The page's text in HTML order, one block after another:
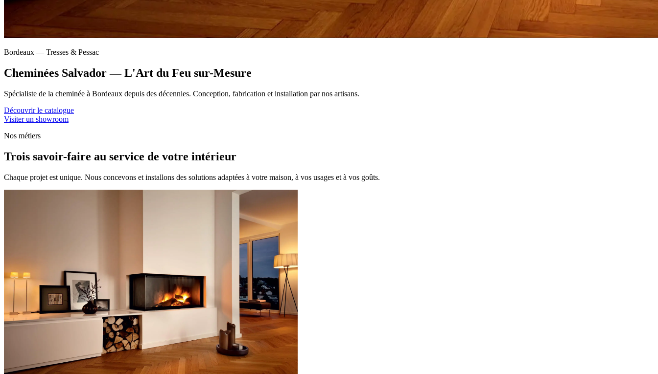
Bordeaux — Tresses & Pessac
Cheminées Salvador — L'Art du Feu sur-Mesure
Spécialiste de la cheminée à Bordeaux depuis des décennies. Conception, fabrication et installation par nos artisans.
Découvrir le catalogue
Visiter un showroom
Nos métiers
Trois savoir-faire au service de votre intérieur
Chaque projet est unique. Nous concevons et installons des solutions adaptées à votre maison, à vos usages et à vos goûts.